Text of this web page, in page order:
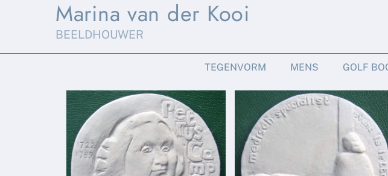
Marina van der Kooi
BEELDHOUWER
TEGENVORM MENS GOLF